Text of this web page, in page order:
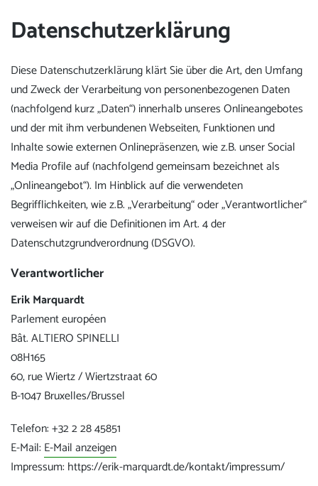
Datenschutzerklärung
Diese Datenschutzerklärung klärt Sie über die Art, den Umfang
und Zweck der Verarbeitung von personenbezogenen Daten
(nachfolgend kurz „Daten“) innerhalb unseres Onlineangebotes
und der mit ihm verbundenen Webseiten, Funktionen und
Inhalte sowie externen Onlinepräsenzen, wie z.B. unser Social
Media Profile auf (nachfolgend gemeinsam bezeichnet als
„Onlineangebot“). Im Hinblick auf die verwendeten
Begrifflichkeiten, wie z.B. „Verarbeitung“ oder „Verantwortlicher“
verweisen wir auf die Definitionen im Art. 4 der
Datenschutzgrundverordnung (DSGVO).
Verantwortlicher
Erik Marquardt
Parlement européen
Bât. ALTIERO SPINELLI
08H165
60, rue Wiertz / Wiertzstraat 60
B-1047 Bruxelles/Brussel
Telefon: +32 2 28 45851
E-Mail:E-Mail anzeigen
Impressum: https://erik-marquardt.de/kontakt/impressum/